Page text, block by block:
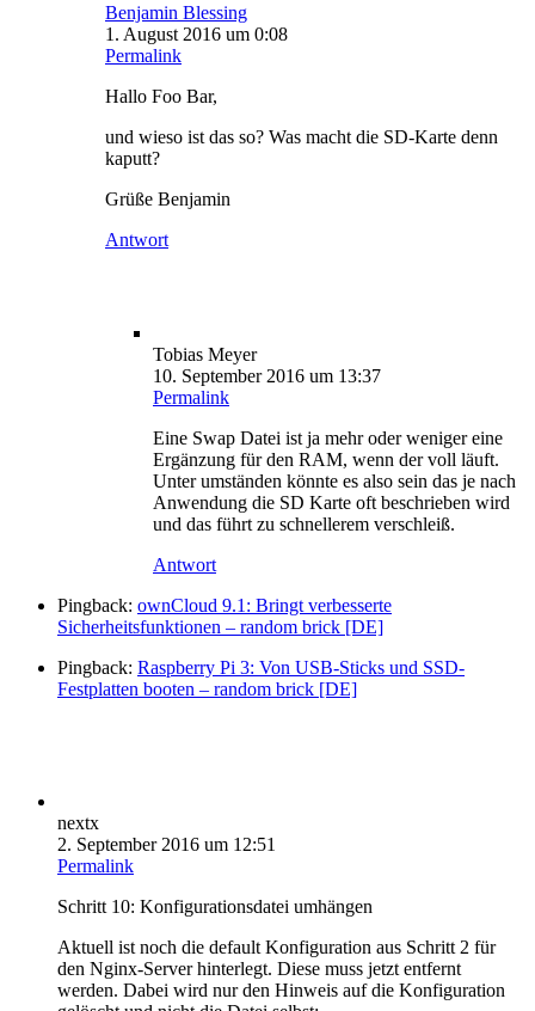
Benjamin Blessing
1. August 2016 um 0:08
Permalink
Hallo Foo Bar,
und wieso ist das so? Was macht die SD-Karte denn
kaputt?
Grüße Benjamin
Antwort
Tobias Meyer
10. September 2016 um 13:37
Permalink
Eine Swap Datei ist ja mehr oder weniger eine
Ergänzung für den RAM, wenn der voll läuft.
Unter umständen könnte es also sein das je nach
Anwendung die SD Karte oft beschrieben wird
und das führt zu schnellerem verschleiß.
Antwort
Pingback: ownCloud 9.1: Bringt verbesserte
Sicherheitsfunktionen – random brick [DE]
Pingback: Raspberry Pi 3: Von USB-Sticks und SSD-
Festplatten booten – random brick [DE]
nextx
2. September 2016 um 12:51
Permalink
Schritt 10: Konfigurationsdatei umhängen
Aktuell ist noch die default Konfiguration aus Schritt 2 für
den Nginx-Server hinterlegt. Diese muss jetzt entfernt
werden. Dabei wird nur den Hinweis auf die Konfiguration